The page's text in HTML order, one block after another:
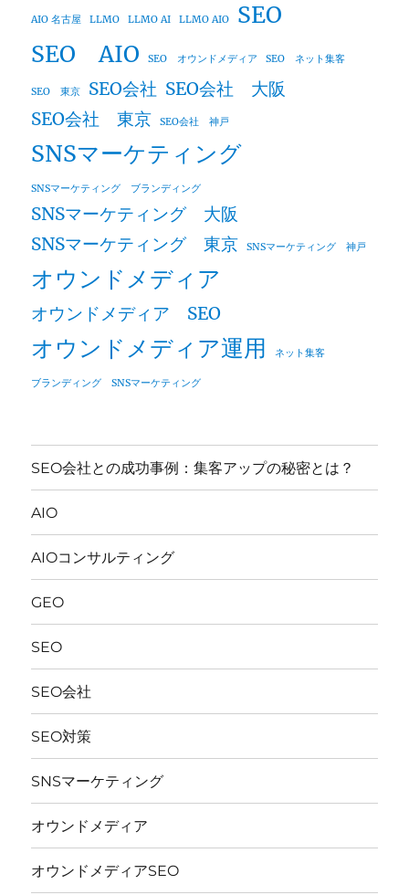
AIO 名古屋 LLMO LLMO AI LLMO AIO
SEO
SEO AIO
SEO オウンドメディア SEO ネット集客
SEO 東京 SEO会社 SEO会社 大阪
SEO会社 東京
SEO会社 神戸
SNSマーケティング
SNSマーケティング ブランディング
SNSマーケティング 大阪
SNSマーケティング 東京
SNSマーケティング 神戸
オウンドメディア
オウンドメディア SEO
オウンドメディア運用 ネット集客
ブランディング SNSマーケティング
SEO会社との成功事例：集客アップの秘密とは？
AIO
AIOコンサルティング
GEO
SEO
SEO会社
SEO対策
SNSマーケティング
オウンドメディア
オウンドメディアSEO